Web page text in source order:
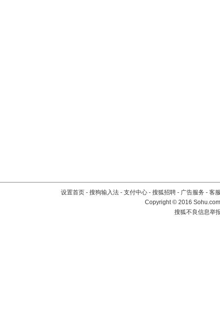
设置首页 - 搜狗输入法 - 支付中心 - 搜狐招聘 - 广告服务 - 客
Copyright©2016
搜狐不良信息举